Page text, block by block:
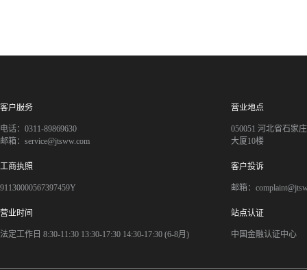
客户服务
电话：0311-89869630
邮箱：service@jtsww.com
营业地点
050051 河北省石家
大厦10楼
工商执照
91130000567397459Y
客户投诉
邮箱：
营业时间
法定工作日 8:30-11:30 13:30-17:30 14:30-17:30 (6-8月)
站点认证
中国金融认证中心